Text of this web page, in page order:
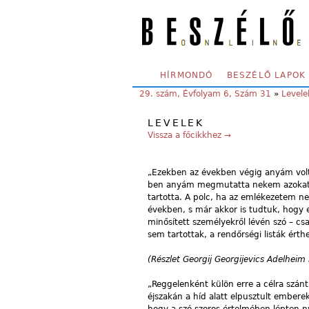
SECONDARY MENU
HÍRMONDÓ BESZÉLŐ LAPOK
YOU ARE HERE:
29. szám, Évfolyam 6, Szám 31 »
LEVELEK
Vissza a főcikkhez →
„Ezekben az években végig anyám
ben anyám megmutatta nekem
tartotta. A polc, ha az emlékezetem
években, s már akkor is tudtuk, hogy
minősített személyekről lévén szó –
sem tartottak, a rendőrségi listák
(Részlet Georgij Georgijevics
„Reggelenként külön erre a célra
éjszakán a híd alatt elpusztult